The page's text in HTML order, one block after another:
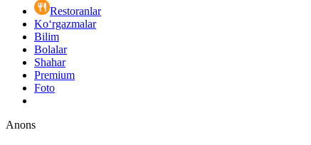
Restoranlar
Ko‘rgazmalar
Bilim
Bolalar
Shahar
Premium
Foto
Anons